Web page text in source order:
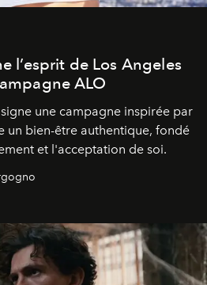
l’esprit de Los Angeles
ALO
une campagne inspirée par
un bien-être authentique, fondé
et l'acceptation de soi.